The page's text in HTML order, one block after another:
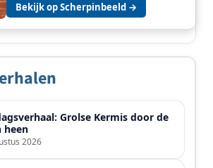
Bekijk op Scherpinbeeld →
Grolse Kermis door de
heen
2026